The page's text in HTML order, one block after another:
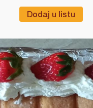
Dodaj u listu